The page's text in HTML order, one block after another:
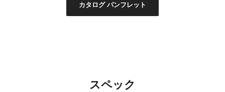
カタログ パンフレット
スペック